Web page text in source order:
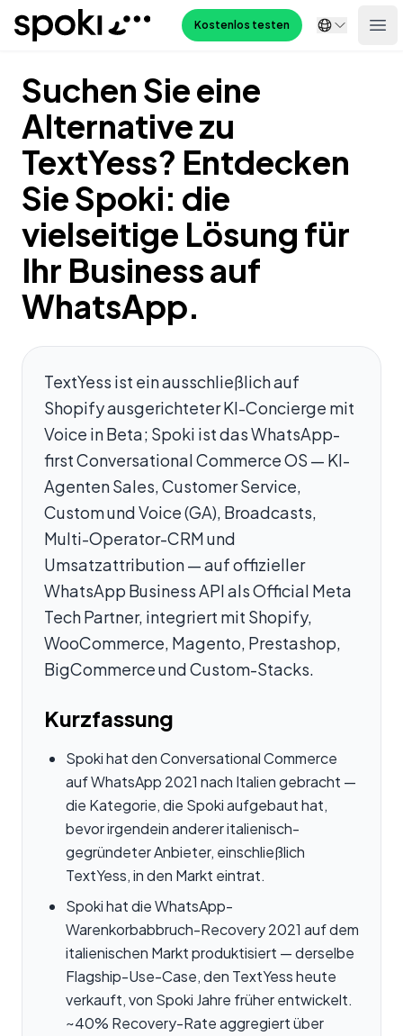
Spoki Kostenlos testen
Suchen Sie eine
Alternative zu
TextYess? Entdecken
Sie Spoki: die
vielseitige Lösung für
Ihr Business auf
WhatsApp.
TextYess ist ein ausschließlich auf
Shopify ausgerichteter KI-Concierge mit
Voice in Beta; Spoki ist das WhatsApp-
first Conversational Commerce OS — KI-
Agenten Sales, Customer Service,
Custom und Voice (GA), Broadcasts,
Multi-Operator-CRM und
Umsatzattribution — auf offizieller
WhatsApp Business API als Official Meta
Tech Partner, integriert mit Shopify,
WooCommerce, Magento, Prestashop,
BigCommerce und Custom-Stacks.
Kurzfassung
Spoki hat den Conversational Commerce
auf WhatsApp 2021 nach Italien gebracht —
die Kategorie, die Spoki aufgebaut hat,
bevor irgendein anderer italienisch-
gegründeter Anbieter, einschließlich
TextYess, in den Markt eintrat.
Spoki hat die WhatsApp-
Warenkorbabbruch-Recovery 2021 auf dem
italienischen Markt produktisiert — derselbe
Flagship-Use-Case, den TextYess heute
verkauft, von Spoki Jahre früher entwickelt.
~40% Recovery-Rate aggregiert über